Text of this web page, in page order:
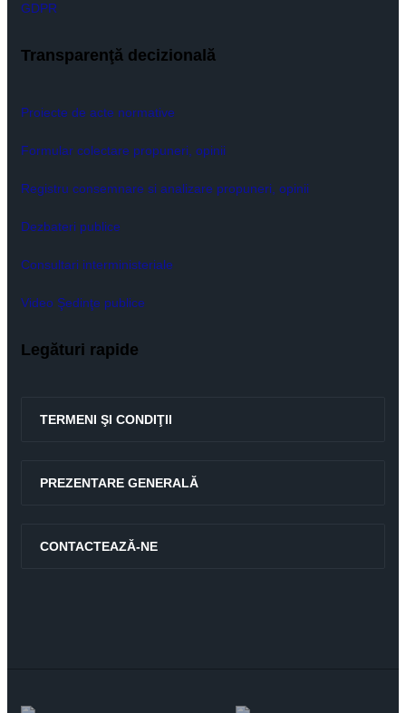
GDPR
Transparenţă decizională
Proiecte de acte normative
Formular colectare propuneri, opinii
Registru consemnare si analizare propuneri, opinii
Dezbateri publice
Consultari interministeriale
Video Şedinţe publice
Legături rapide
TERMENI ŞI CONDIŢII
PREZENTARE GENERALĂ
CONTACTEAZĂ-NE